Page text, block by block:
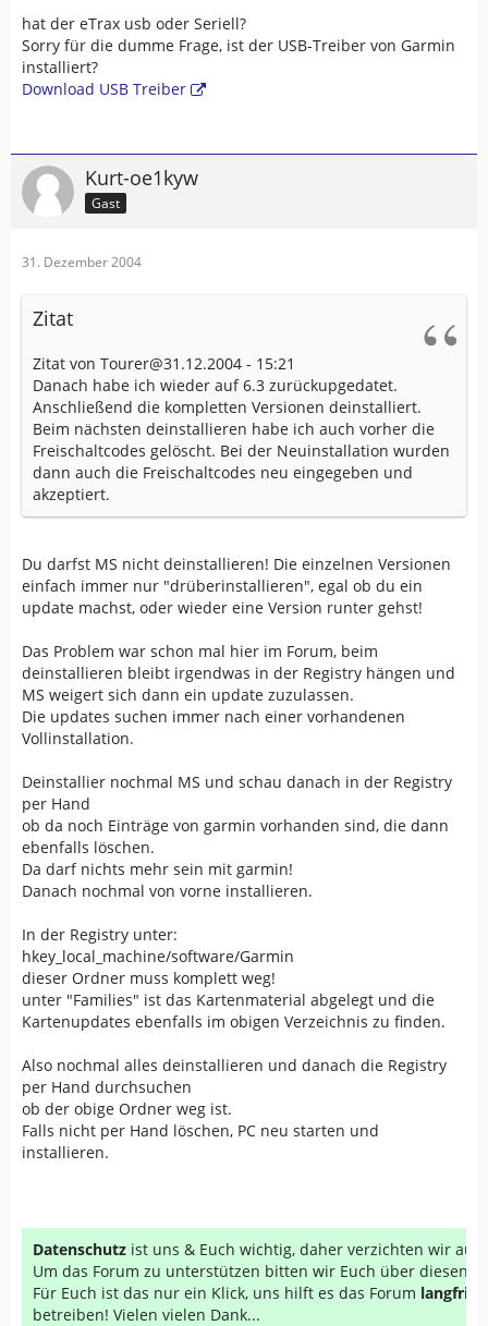
hat der eTrax usb oder Seriell?
Sorry für die dumme Frage, ist der USB-Treiber von Garmin
installiert?
Download USB Treiber
Kurt-oe1kyw
Gast
31. Dezember 2004
Zitat
Zitat von Tourer@31.12.2004 - 15:21
Danach habe ich wieder auf 6.3 zurückupgedatet.
Anschließend die kompletten Versionen deinstalliert.
Beim nächsten deinstallieren habe ich auch vorher die
Freischaltcodes gelöscht. Bei der Neuinstallation wurden
dann auch die Freischaltcodes neu eingegeben und
akzeptiert.
Du darfst MS nicht deinstallieren! Die einzelnen Versionen
einfach immer nur "drüberinstallieren", egal ob du ein
update machst, oder wieder eine Version runter gehst!
Das Problem war schon mal hier im Forum, beim
deinstallieren bleibt irgendwas in der Registry hängen und
MS weigert sich dann ein update zuzulassen.
Die updates suchen immer nach einer vorhandenen
Vollinstallation.
Deinstallier nochmal MS und schau danach in der Registry
per Hand
ob da noch Einträge von garmin vorhanden sind, die dann
ebenfalls löschen.
Da darf nichts mehr sein mit garmin!
Danach nochmal von vorne installieren.
In der Registry unter:
hkey_local_machine/software/Garmin
dieser Ordner muss komplett weg!
unter "Families" ist das Kartenmaterial abgelegt und die
Kartenupdates ebenfalls im obigen Verzeichnis zu finden.
Also nochmal alles deinstallieren und danach die Registry
per Hand durchsuchen
ob der obige Ordner weg ist.
Falls nicht per Hand löschen, PC neu starten und
installieren.
Datenschutz ist uns & Euch wichtig, daher verzichten wir auf
Um das Forum zu unterstützen bitten wir Euch über diesen
Für Euch ist das nur ein Klick, uns hilft es das Forum
betreiben! Vielen vielen Dank...